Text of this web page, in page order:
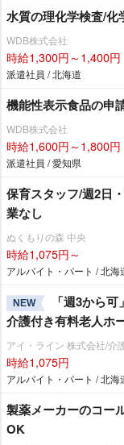
水質の理化学検査/化
WDB株式会社
時給1,300円～1,400円
派遣社員 / 北海道
機能性表示食品の申
WDB株式会社
時給1,600円～1,800円
派遣社員 / 愛知県
保育スタッフ/週2日
業なし
ぬくもりの森 中央
時給1,075円～
アルバイト・パート / 北海
NEW
「週3から
介護付き有料老人ホ
アイ・ライン 株式会社/介
時給1,075円
アルバイト・パート / 北海
製薬メーカーのコー
OK